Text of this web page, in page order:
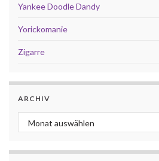
Yankee Doodle Dandy
Yorickomanie
Zigarre
ARCHIV
Archiv